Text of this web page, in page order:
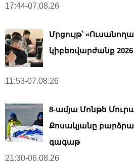
17:44-07.08.26
Մրցույթ՝
կիբեռվարժանք
11:53-07.08.26
8-ամյա Մոնթե
Քոսակյանը
գագաթ
21:30-06.08.26